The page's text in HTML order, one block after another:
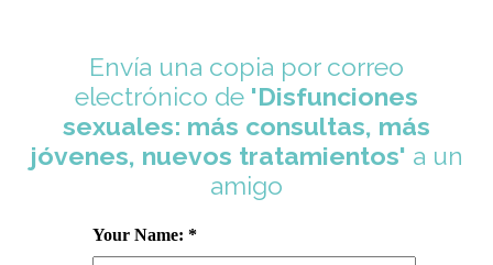
Envía una copia por correo
electrónico de 'Disfunciones
sexuales: más consultas, más
jóvenes, nuevos tratamientos' a un
amigo
Your Name: *